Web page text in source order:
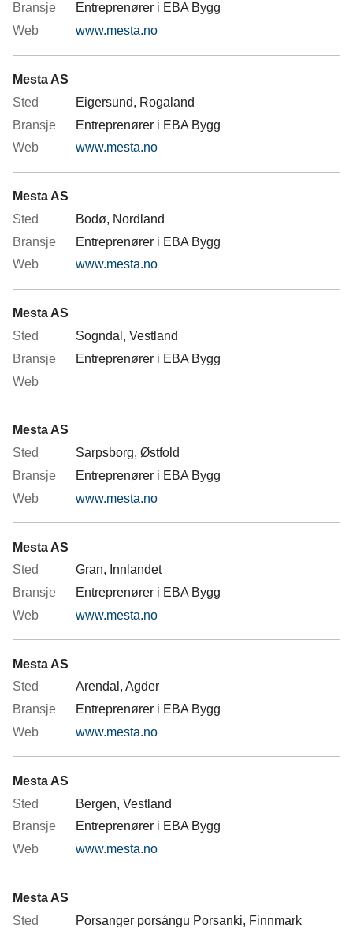
Entreprenører i EBA Bygg
www.mesta.no
Mesta AS
Eigersund, Rogaland
Entreprenører i EBA Bygg
www.mesta.no
Mesta AS
Bodø, Nordland
Entreprenører i EBA Bygg
www.mesta.no
Mesta AS
Sogndal, Vestland
Entreprenører i EBA Bygg
Mesta AS
Sarpsborg, Østfold
Entreprenører i EBA Bygg
www.mesta.no
Mesta AS
Gran, Innlandet
Entreprenører i EBA Bygg
www.mesta.no
Mesta AS
Arendal, Agder
Entreprenører i EBA Bygg
www.mesta.no
Mesta AS
Bergen, Vestland
Entreprenører i EBA Bygg
www.mesta.no
Mesta AS
Porsanger porsángu Porsanki, Finnmark